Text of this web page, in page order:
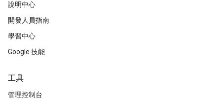
說明中心
開發人員指南
學習中心
Google 技能
工具
管理控制台